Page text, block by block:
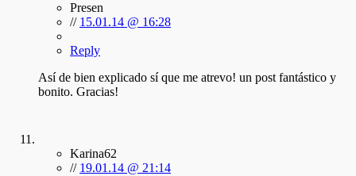
Presen
// 15.01.14 @ 16:28
Reply
Así de bien explicado sí que me atrevo! un post fantástico y
bonito. Gracias!
Karina62
// 19.01.14 @ 21:14